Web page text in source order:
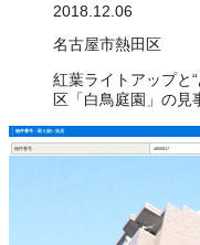
2018.12.06
名古屋市熱田区
紅葉ライトアップと
区「白鳥庭園」の
物件番号・取り扱い支店
物件番号 4850817